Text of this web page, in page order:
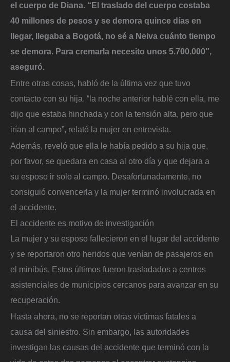
el cuerpo de Diana. “El traslado del cuerpo costaba
40 millones de pesos y se demora quince días en
llegar, llegaba a Bogotá, no sé a Neiva cuánto tiempo
se demora. Para cremarla necesito unos 5.700.000″,
aseguró.
Entre otras cosas, habló de la última vez que tuvo
contacto con su hija. “la noche anterior hablé con ella, me
dijo que estaba hinchada y con la tensión alta, pero que
irían al campo”, relató la mujer en entrevista.
Además, reveló que ella le había pedido a su hija que,
por favor, se quedara en casa al otro día y que dejara a
su esposo ir solo al campo. Desafortunadamente, no
consiguió convencerla y la mujer terminó involucrada en
el accidente.
El accidente es motivo de investigación
La mujer y su esposo fallecieron en el lugar del accidente
y se reportaron otro heridos que venían de pasajeros en
el minibús. Estos últimos fueron trasladados a centros
asistenciales de municipios cercanos para avanzar en su
recuperación.
Hasta ahora, no se reportan otras víctimas fatales a
causa del siniestro. Sin embargo, las autoridades
investigan las causas del accidente que terminó con la